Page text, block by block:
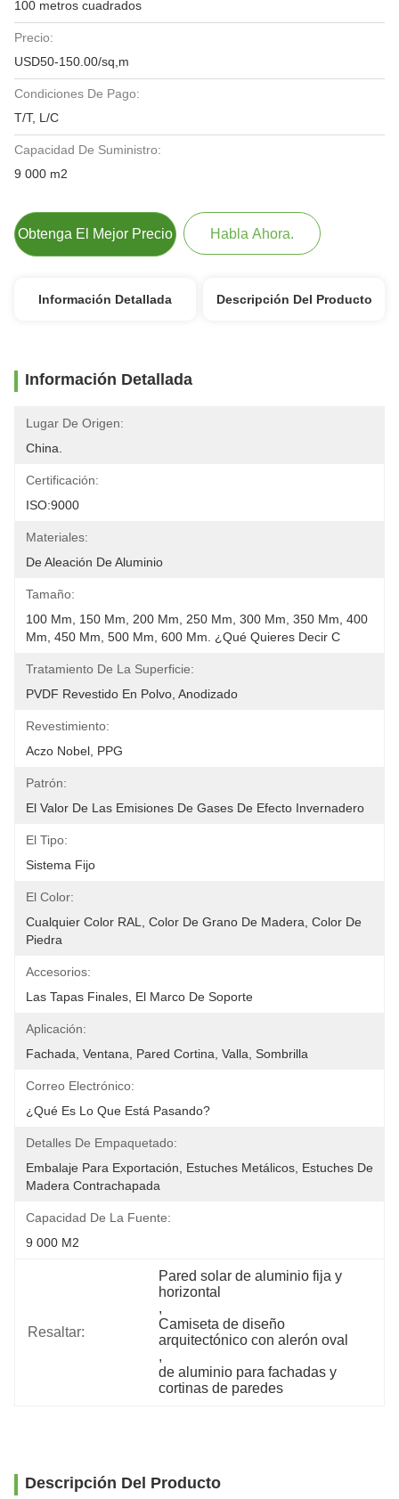
100 metros cuadrados
Precio:
USD50-150.00/sq,m
Condiciones De Pago:
T/T, L/C
Capacidad De Suministro:
9 000 m2
Obtenga El Mejor Precio Habla Ahora.
Información Detallada Descripción Del Producto
Información Detallada
Lugar De Origen:
China.
Certificación:
ISO:9000
Materiales:
De Aleación De Aluminio
Tamaño:
100 Mm, 150 Mm, 200 Mm, 250 Mm, 300 Mm, 350 Mm, 400
Mm, 450 Mm, 500 Mm, 600 Mm. ¿Qué Quieres Decir C
Tratamiento De La Superficie:
PVDF Revestido En Polvo, Anodizado
Revestimiento:
Aczo Nobel, PPG
Patrón:
El Valor De Las Emisiones De Gases De Efecto Invernadero
El Tipo:
Sistema Fijo
El Color:
Cualquier Color RAL, Color De Grano De Madera, Color De
Piedra
Accesorios:
Las Tapas Finales, El Marco De Soporte
Aplicación:
Fachada, Ventana, Pared Cortina, Valla, Sombrilla
Correo Electrónico:
¿Qué Es Lo Que Está Pasando?
Detalles De Empaquetado:
Embalaje Para Exportación, Estuches Metálicos, Estuches De
Madera Contrachapada
Capacidad De La Fuente:
9 000 M2
Resaltar:
Pared solar de aluminio fija y
horizontal
,
Camiseta de diseño
arquitectónico con alerón oval
,
de aluminio para fachadas y
cortinas de paredes
Descripción Del Producto